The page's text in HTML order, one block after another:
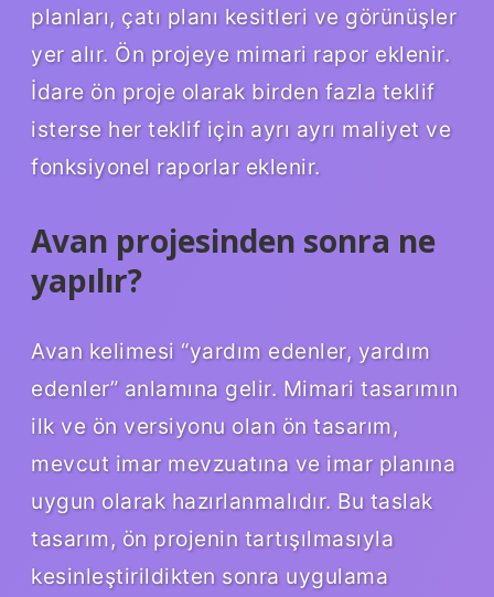
planları, çatı planı kesitleri ve görünüşler
yer alır. Ön projeye mimari rapor eklenir.
İdare ön proje olarak birden fazla teklif
isterse her teklif için ayrı ayrı maliyet ve
fonksiyonel raporlar eklenir.
Avan projesinden sonra ne
yapılır?
Avan kelimesi “yardım edenler, yardım
edenler” anlamına gelir. Mimari tasarımın
ilk ve ön versiyonu olan ön tasarım,
mevcut imar mevzuatına ve imar planına
uygun olarak hazırlanmalıdır. Bu taslak
tasarım, ön projenin tartışılmasıyla
kesinleştirildikten sonra uygulama